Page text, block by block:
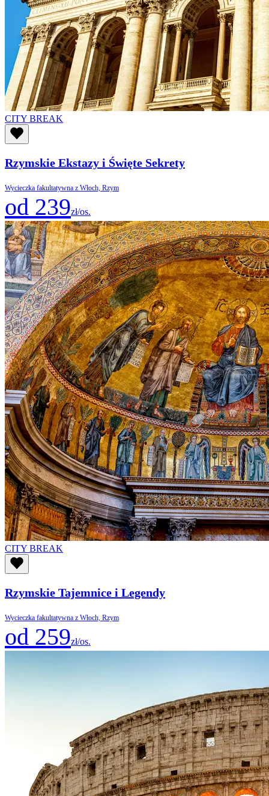
CITY BREAK
Rzymskie Ekstazy i Święte Sekrety
Wycieczka fakultatywna z Włoch, Rzym
od 239zł/os.
CITY BREAK
Rzymskie Tajemnice i Legendy
Wycieczka fakultatywna z Włoch, Rzym
od 259zł/os.